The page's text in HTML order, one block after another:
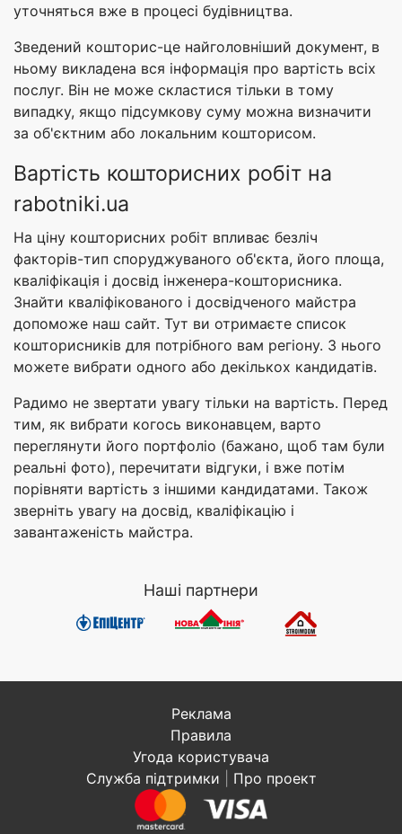
уточняться вже в процесі будівництва.
Зведений кошторис-це найголовніший документ, в
ньому викладена вся інформація про вартість всіх
послуг. Він не може скластися тільки в тому
випадку, якщо підсумкову суму можна визначити
за об'єктним або локальним кошторисом.
Вартість кошторисних робіт на
rabotniki.ua
На ціну кошторисних робіт впливає безліч
факторів-тип споруджуваного об'єкта, його площа,
кваліфікація і досвід інженера-кошторисника.
Знайти кваліфікованого і досвідченого майстра
допоможе наш сайт. Тут ви отримаєте список
кошторисників для потрібного вам регіону. З нього
можете вибрати одного або декількох кандидатів.
Радимо не звертати увагу тільки на вартість. Перед
тим, як вибрати когось виконавцем, варто
переглянути його портфоліо (бажано, щоб там були
реальні фото), перечитати відгуки, і вже потім
порівняти вартість з іншими кандидатами. Також
зверніть увагу на досвід, кваліфікацію і
завантаженість майстра.
Наші партнери
Реклама
Правила
Угода користувача
Служба підтримки
Про проект